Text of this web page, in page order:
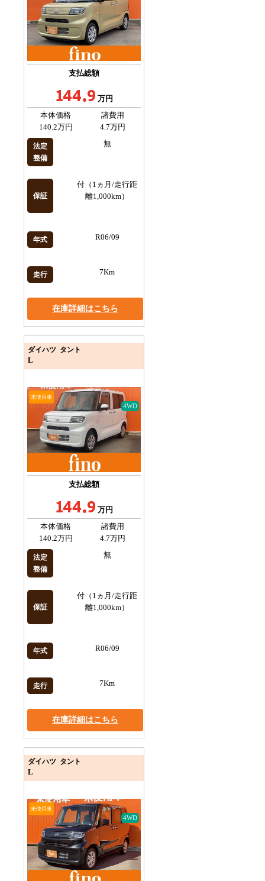
支払総額
144.9 万円
本体価格
140.2万円
諸費用
4.7万円
法定
整備
無
保証
付（1ヵ月/走行距
離1,000km）
年式 R06/09
走行 7Km
在庫詳細はこちら
ダイハツ タント
L
未使用車
4WD
支払総額
144.9 万円
本体価格
140.2万円
諸費用
4.7万円
法定
整備
無
保証
付（1ヵ月/走行距
離1,000km）
年式 R06/09
走行 7Km
在庫詳細はこちら
ダイハツ タント
L
未使用車
4WD